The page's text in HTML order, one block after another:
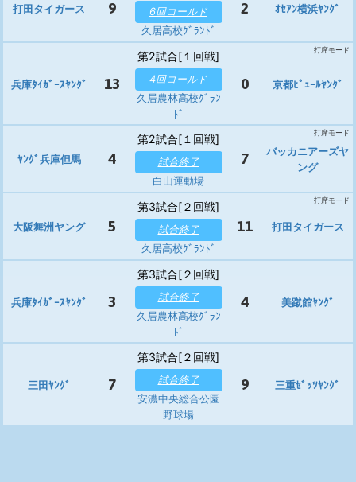
打田タイガース 9
6回コールド
久居高校ｸﾞﾗﾝﾄﾞ
2 ｵｾｱﾝ横浜ﾔﾝｸﾞ
兵庫ﾀｲｶﾞｰｽﾔﾝｸﾞ 13
第2試合[１回戦]
4回コールド
久居農林高校ｸﾞﾗﾝ
ﾄﾞ
0 京都ﾋﾟｭｰﾙﾔﾝｸﾞ
打席モード
ﾔﾝｸﾞ兵庫但馬 4
第2試合[１回戦]
試合終了
白山運動場
7
バッカニアーズヤ
ング
打席モード
大阪舞洲ヤング 5
第3試合[２回戦]
試合終了
久居高校ｸﾞﾗﾝﾄﾞ
11 打田タイガース
打席モード
兵庫ﾀｲｶﾞｰｽﾔﾝｸﾞ 3
第3試合[２回戦]
試合終了
久居農林高校ｸﾞﾗﾝ
ﾄﾞ
4 美蹴館ﾔﾝｸﾞ
三田ﾔﾝｸﾞ 7
第3試合[２回戦]
試合終了
安濃中央総合公園
野球場
9 三重ｾﾞｯﾂﾔﾝｸﾞ